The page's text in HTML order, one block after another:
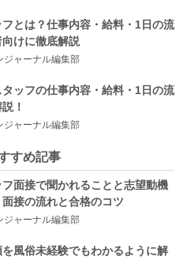
とは？仕事内容・給料・1日の流
けに徹底解説
ジャーナル編集部
ッフの仕事内容・給料・1日の流
！
ジャーナル編集部
すめ記事
面接で聞かれることと志望動機
接の流れと合格のコツ
ジャーナル編集部
風俗未経験でもわかるように解